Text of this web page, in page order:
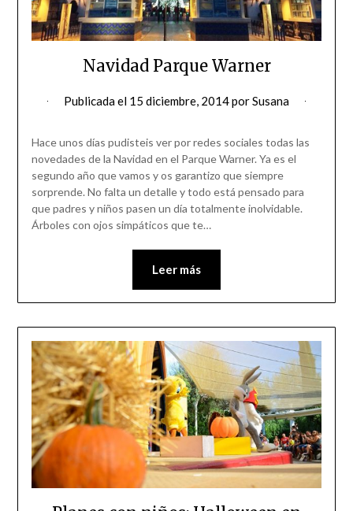
Navidad Parque Warner
Publicada el 15 diciembre, 2014porSusana
Hace unos días pudisteis ver por redes sociales todas las
novedades de la Navidad en el Parque Warner. Ya es el
segundo año que vamos y os garantizo que siempre
sorprende. No falta un detalle y todo está pensado para
que padres y niños pasen un día totalmente inolvidable.
Árboles con ojos simpáticos que te…
Leer más